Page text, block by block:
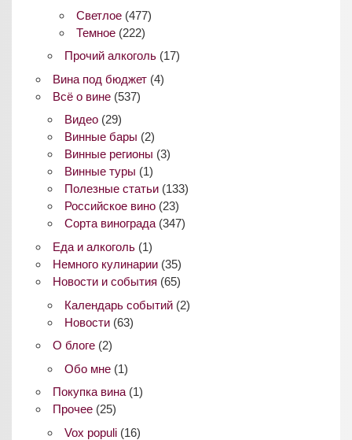
Светлое (477)
Темное (222)
Прочий алкоголь(17)
Вина под бюджет(4)
Всё о вине(537)
Видео(29)
Винные бары (2)
Винные регионы (3)
Винные туры (1)
Полезные статьи(133)
Российское вино(23)
Сорта винограда(347)
Еда и алкоголь(1)
Немного кулинарии(35)
Новости и события (65)
Календарь событий(2)
Новости(63)
О блоге(2)
Обо мне(1)
Покупка вина(1)
Прочее(25)
Vox populi(16)